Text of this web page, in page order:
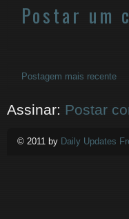
Postar um
Postagem mais recente
Assinar: Postar
© 2011 by Daily Updates